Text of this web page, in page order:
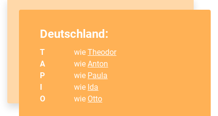
Deutschland:
T wieTheodor
A
wieAnton
P
wie Paula
I
wie Ida
O
wie Otto